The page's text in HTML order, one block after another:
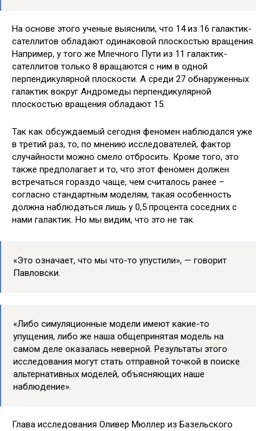
На основе этого ученые выяснили, что 14 из 16 галактик-
сателлитов обладают одинаковой плоскостью вращения.
Например, у того же Млечного Пути из 11 галактик-
сателлитов только 8 вращаются с ним в одной
перпендикулярной плоскости. А среди 27 обнаруженных
галактик вокруг Андромеды перпендикулярной
плоскостью вращения обладают 15.
Так как обсуждаемый сегодня феномен наблюдался уже
в третий раз, то, по мнению исследователей, фактор
случайности можно смело отбросить. Кроме того, это
также предполагает и то, что этот феномен должен
встречаться гораздо чаще, чем считалось ранее –
согласно стандартным моделям, такая особенность
должна наблюдаться лишь у 0,5 процента соседних с
нами галактик. Но мы видим, что это не так.
«Это означает, что мы что-то упустили», — говорит
Павловски.
«Либо симуляционные модели имеют какие-то
упущения, либо же наша общепринятая модель на
самом деле оказалась неверной. Результаты этого
исследования могут стать отправной точкой в поиске
альтернативных моделей, объясняющих наше
наблюдение».
Глава исследования Оливер Мюллер из Базельского